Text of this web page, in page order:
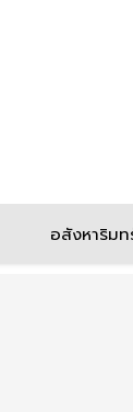
อสังหาริม